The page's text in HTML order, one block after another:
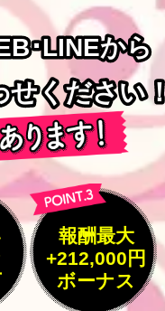
･LINEから
･LINEから
せください
せください
報酬最大
+212,000円
ボーナス